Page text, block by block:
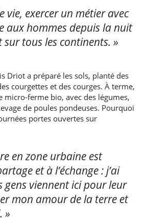
vie, exercer un métier avec
aux hommes depuis la nuit
sur tous les continents. »
Driot a préparé les sols, planté des
courgettes et des courges. À terme,
micro-ferme bio, avec des légumes,
de poules pondeuses. Pourquoi
portes ouvertes sur
en zone urbaine est
et à l’échange : j’ai
gens viennent ici pour leur
mon amour de la terre et
»